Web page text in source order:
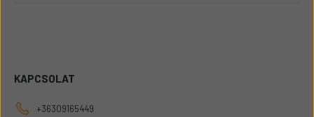
KAPCSOLAT
+36309165449